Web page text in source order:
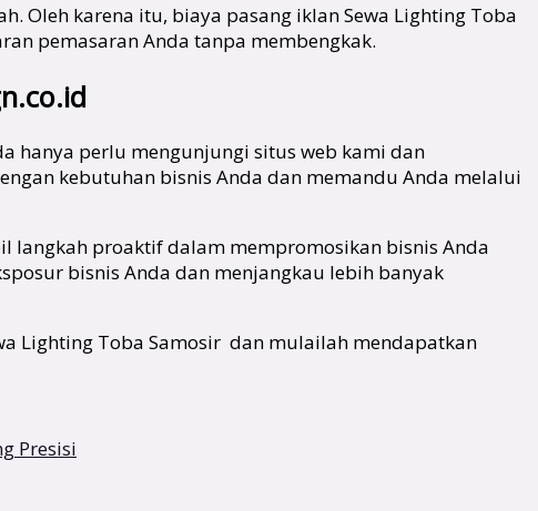
Oleh karena itu, biaya pasang iklan Sewa Lighting Toba
pemasaran Anda tanpa membengkak.
hanya perlu mengunjungi situs web kami dan
kebutuhan bisnis Anda dan memandu Anda melalui
langkah proaktif dalam mempromosikan bisnis Anda
bisnis Anda dan menjangkau lebih banyak
Lighting Toba Samosir dan mulailah mendapatkan